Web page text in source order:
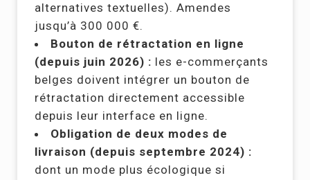
alternatives textuelles). Amendes
jusqu’à 300 000 €.
Bouton de rétractation en ligne
(depuis juin 2026) : les e-commerçants
belges doivent intégrer un bouton de
rétractation directement accessible
depuis leur interface en ligne.
Obligation de deux modes de
livraison (depuis septembre 2024) :
dont un mode plus écologique si